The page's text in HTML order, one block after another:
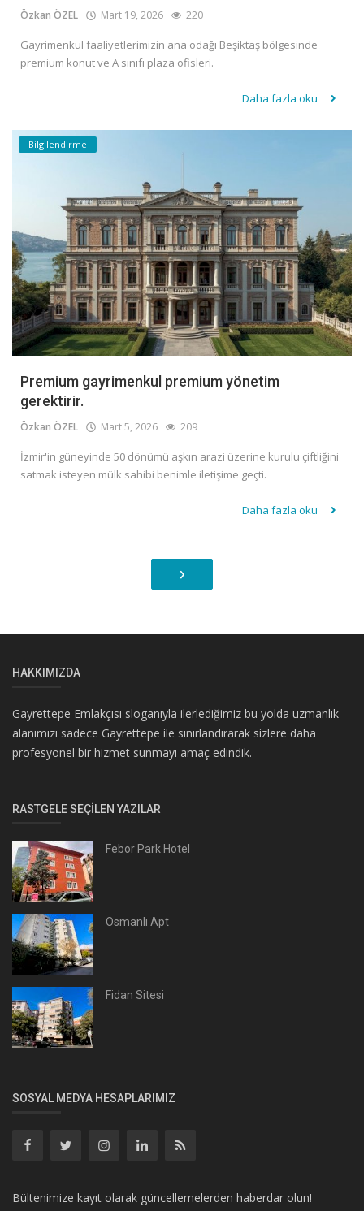
Özkan ÖZEL Mart 19, 2026 220
Gayrimenkul faaliyetlerimizin ana odağı Beşiktaş bölgesinde
premium konut ve A sınıfı plaza ofisleri.
Daha fazla oku
Bilgilendirme
Premium gayrimenkul premium yönetim
gerektirir.
Özkan ÖZEL Mart 5, 2026 209
İzmir'in güneyinde 50 dönümü aşkın arazi üzerine kurulu çiftliğini
satmak isteyen mülk sahibi benimle iletişime geçti.
Daha fazla oku
›
HAKKIMIZDA
Gayrettepe Emlakçısı sloganıyla ilerlediğimiz bu yolda uzmanlık
alanımızı sadece Gayrettepe ile sınırlandırarak sizlere daha
profesyonel bir hizmet sunmayı amaç edindik.
RASTGELE SEÇILEN YAZILAR
Febor Park Hotel
Osmanlı Apt
Fidan Sitesi
SOSYAL MEDYA HESAPLARIMIZ
Bültenimize kayıt olarak güncellemelerden haberdar olun!